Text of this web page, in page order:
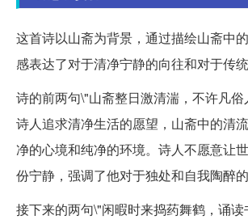
这首诗以山斋为背景，通过描绘山斋中
感表达了对于清净宁静的向往和对于传统
诗的前两句\"山斋整日激清湍，不许凡
诗人追求清净生活的愿望，山斋中的清
净的心境和纯净的环境。诗人不愿意让
份宁静，强调了他对于独处和自我陶醉的
接下来的两句\"闲暇时来捣药舞鹤，诵